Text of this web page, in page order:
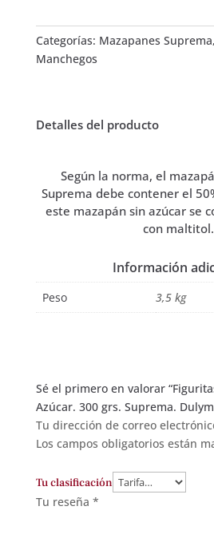
Categorías: Mazapanes Suprema,
Manchegos
Detalles del producto
Según la norma, el
Suprema debe contener el
este mazapán sin azúcar se
con maltitol.
Información
Peso 3,5 kg
Sé el primero en valorar
Azúcar. 300 grs. Suprema.
Tu dirección de correo
Los campos obligatorios están
Tu clasificación
Tu reseña *